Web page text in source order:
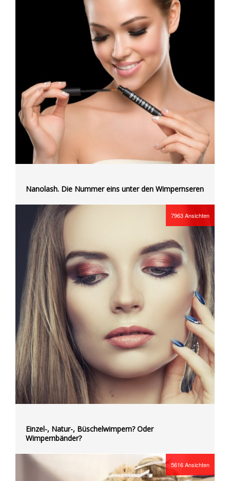
Nanolash. Die Nummer eins unter den Wimpernseren
7963Ansichten
Einzel-, Natur-, Büschelwimpern? Oder
Wimpernbänder?
5616Ansichten